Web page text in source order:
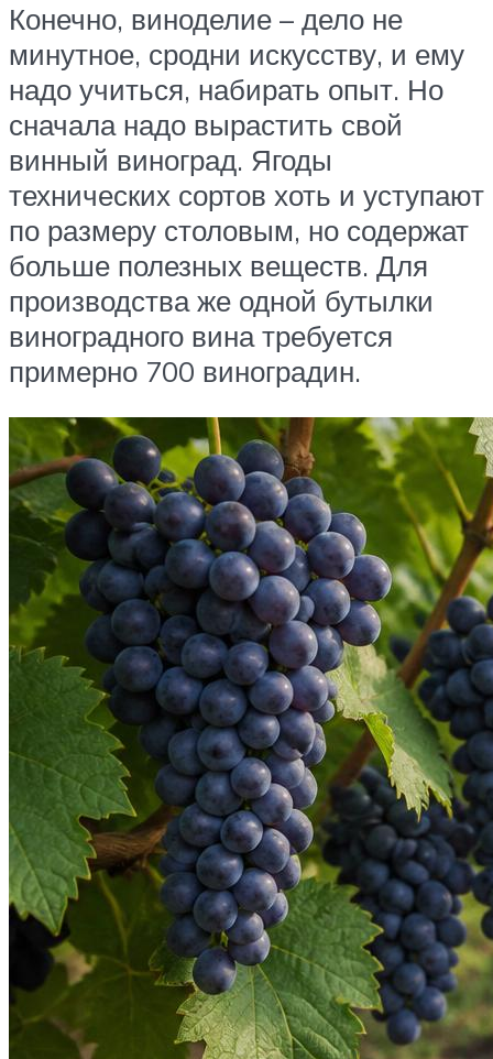
Конечно, виноделие – дело не
минутное, сродни искусству, и ему
надо учиться, набирать опыт. Но
сначала надо вырастить свой
винный виноград. Ягоды
технических сортов хоть и уступают
по размеру столовым, но содержат
больше полезных веществ. Для
производства же одной бутылки
виноградного вина требуется
примерно 700 виноградин.